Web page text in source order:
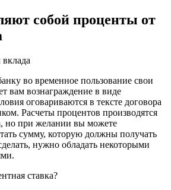
собой проценты от
во временное пользование свои
вам вознаграждение в виде
оговариваются в тексте договора
Расчеты процентов производятся
но при желании вы можете
сумму, которую должны получать
нужно обладать некоторыми
ставка?